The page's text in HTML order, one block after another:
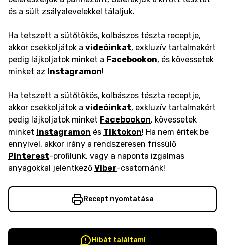
és a sült zsályalevelekkel tálaljuk.
Ha tetszett a sütőtökös, kolbászos tészta receptje,
akkor csekkoljátok a videóinkat, exkluzív tartalmakért
pedig lájkoljatok minket a Facebookon, és kövessetek
minket az Instagramon!
Ha tetszett a sütőtökös, kolbászos tészta receptje,
akkor csekkoljátok a videóinkat, exkluzív tartalmakért
pedig lájkoljatok minket Facebookon, kövessetek
minket Instagramon és Tiktokon! Ha nem éritek be
ennyivel, akkor irány a rendszeresen frissülő
Pinterest-profilunk, vagy a naponta izgalmas
anyagokkal jelentkező Viber-csatornánk!
Recept nyomtatása
Hibát találtam!